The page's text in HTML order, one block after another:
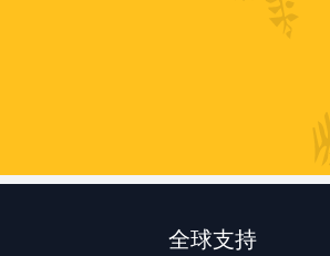
全球支持